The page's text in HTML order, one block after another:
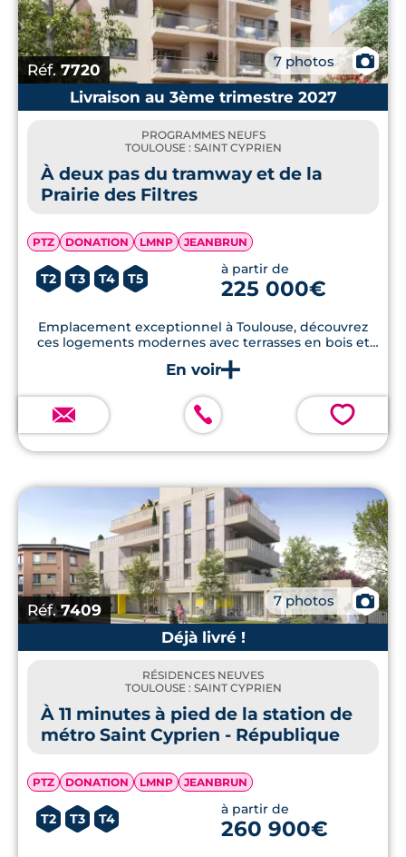
Réf.7720 7 photos
📷
Livraison au 3ème trimestre 2027
PROGRAMMES NEUFS
TOULOUSE : SAINT CYPRIEN
À deux pas du tramway et de la
Prairie des Filtres
PTZ DONATION LMNP JEANBRUN
T2 T3 T4 T5
à partir de
225 000€
Emplacement exceptionnel à Toulouse, découvrez
ces logements modernes avec terrasses en bois et
cuisines équipées pour les T2.
💗
Réf.7409 7 photos
📷
Déjà livré !
RÉSIDENCES NEUVES
TOULOUSE : SAINT CYPRIEN
À 11 minutes à pied de la station de
métro Saint Cyprien - République
PTZ DONATION LMNP JEANBRUN
T2 T3 T4
à partir de
260 900€